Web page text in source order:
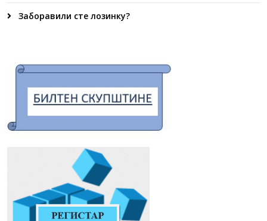
Заборавили сте лозинку?